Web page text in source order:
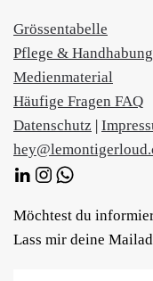
Grössentabelle
Pflege & Handhabung
Medienmaterial
Häufige Fragen FAQ
Datenschutz |
Möchtest du
Lass mir deine